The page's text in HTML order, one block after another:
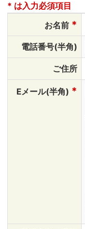
* は入力必須項目
お名前 *
電話番号(半角)
ご住所
Eメール(半角) *